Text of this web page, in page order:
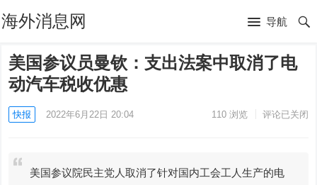
海外消息网 导航
美国参议员曼钦：支出法案中取消了电
动汽车税收优惠
快报 2022年6月22日 20:04 110浏览 评论已关闭
美国参议院民主党人取消了针对国内工会工人生产的电